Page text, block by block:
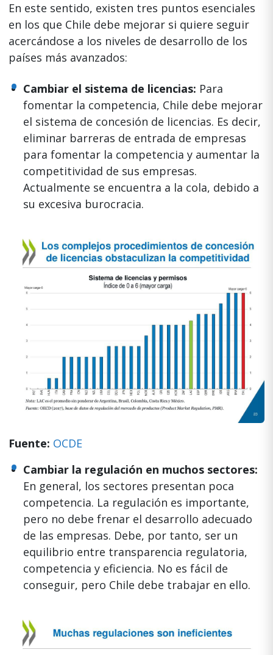
En este sentido, existen tres puntos esenciales
en los que Chile debe mejorar si quiere seguir
acercándose a los niveles de desarrollo de los
países más avanzados:
Cambiar el sistema de licencias: Para
fomentar la competencia, Chile debe mejorar
el sistema de concesión de licencias. Es decir,
eliminar barreras de entrada de empresas
para fomentar la competencia y aumentar la
competitividad de sus empresas.
Actualmente se encuentra a la cola, debido a
su excesiva burocracia.
Fuente: OCDE
Cambiar la regulación en muchos sectores:
En general, los sectores presentan poca
competencia. La regulación es importante,
pero no debe frenar el desarrollo adecuado
de las empresas. Debe, por tanto, ser un
equilibrio entre transparencia regulatoria,
competencia y eficiencia. No es fácil de
conseguir, pero Chile debe trabajar en ello.